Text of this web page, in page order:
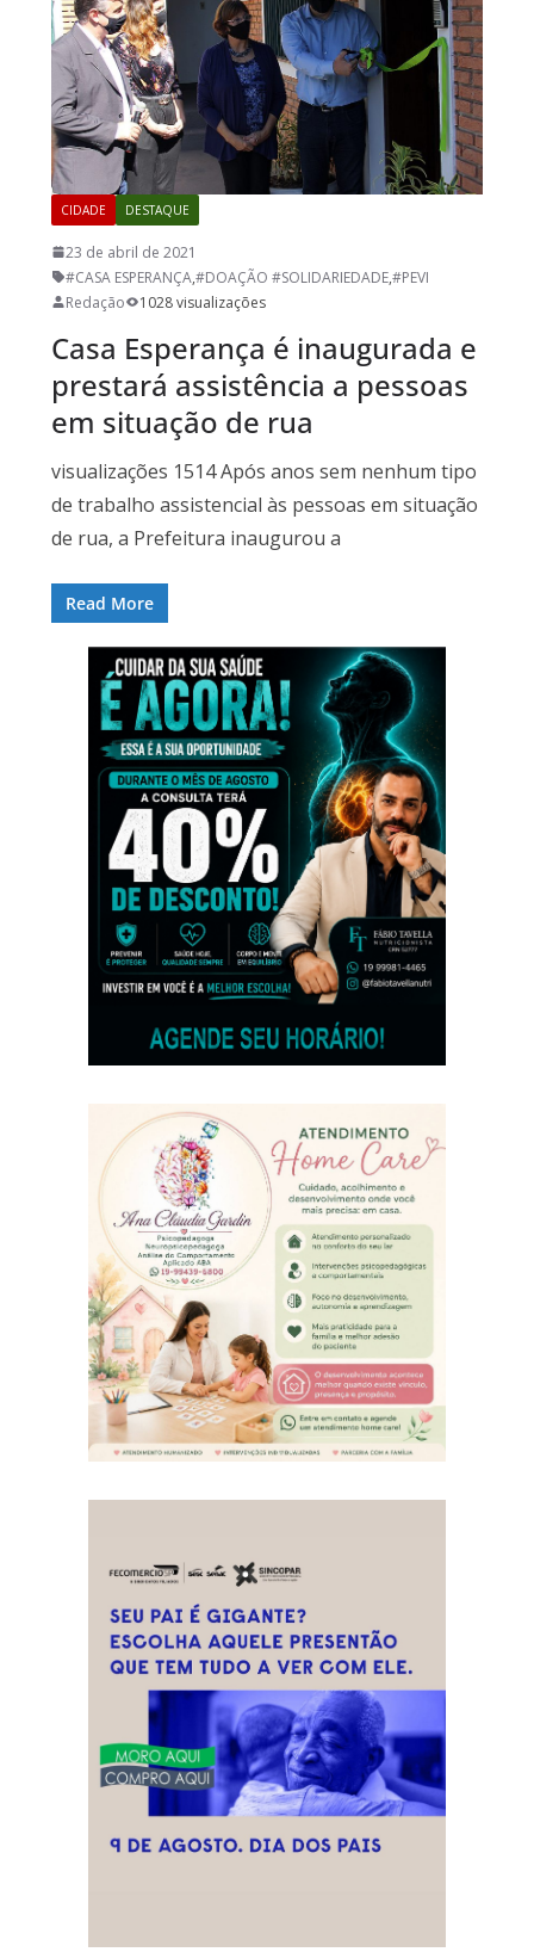
CIDADE DESTAQUE
23 de abril de 2021
#CASA ESPERANÇA,#DOAÇÃO #SOLIDARIEDADE,#PEVI
Redação
1028 visualizações
Casa Esperança é inaugurada e
prestará assistência a pessoas
em situação de rua
visualizações 1514 Após anos sem nenhum tipo
de trabalho assistencial às pessoas em situação
de rua, a Prefeitura inaugurou a
Read More